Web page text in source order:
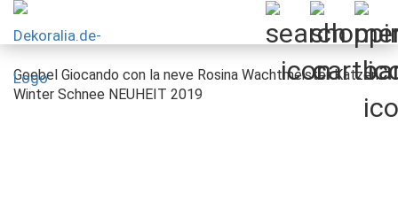
Goebel Giocando con la neve Rosina Wachtmeister Katzen
Winter Schnee NEUHEIT 2019